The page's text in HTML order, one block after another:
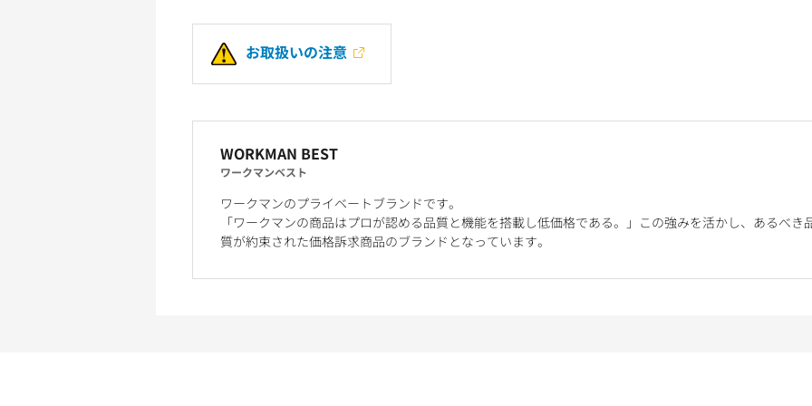
お取扱いの注意
WORKMAN BEST
ワークマンベスト
ワークマンのプライベートブランドです。
「ワークマンの商品はプロが認める品質と機能を搭載し低価格である。」この強みを活かし、あるべき
質が約束された価格訴求商品のブランドとなっています。